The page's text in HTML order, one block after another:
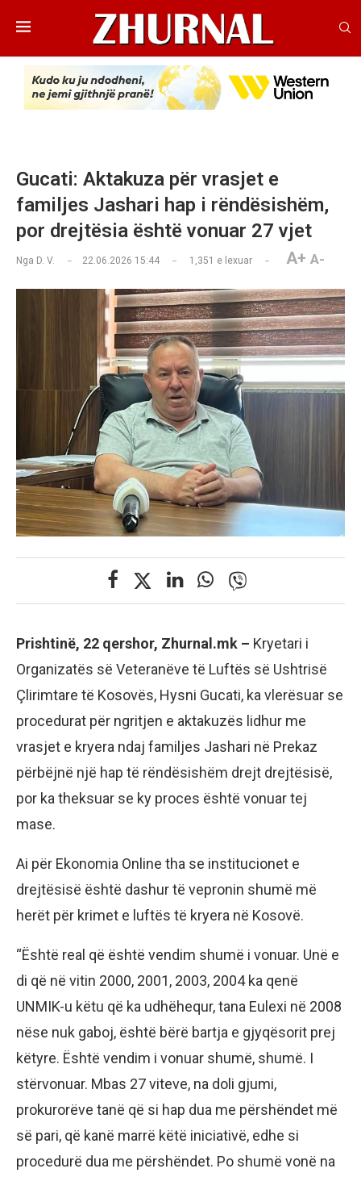
Gucati: Aktakuza për vrasjet e
familjes Jashari hap i rëndësishëm,
por drejtësia është vonuar 27 vjet
Nga D. V. 22.06.2026 15:44 1,351 e lexuar A+ A-
Prishtinë, 22 qershor, Zhurnal.mk – Kryetari i
Organizatës së Veteranëve të Luftës së Ushtrisë
Çlirimtare të Kosovës, Hysni Gucati, ka vlerësuar se
procedurat për ngritjen e aktakuzës lidhur me
vrasjet e kryera ndaj familjes Jashari në Prekaz
përbëjnë një hap të rëndësishëm drejt drejtësisë,
por ka theksuar se ky proces është vonuar tej
mase.
Ai për Ekonomia Online tha se institucionet e
drejtësisë është dashur të vepronin shumë më
herët për krimet e luftës të kryera në Kosovë.
“Është real që është vendim shumë i vonuar. Unë e
di që në vitin 2000, 2001, 2003, 2004 ka qenë
UNMIK-u këtu që ka udhëhequr, tana Eulexi në 2008
nëse nuk gaboj, është bërë bartja e gjyqësorit prej
këtyre. Është vendim i vonuar shumë, shumë. I
stërvonuar. Mbas 27 viteve, na doli gjumi,
prokurorëve tanë që si hap dua me përshëndet më
së pari, që kanë marrë këtë iniciativë, edhe si
procedurë dua me përshëndet. Po shumë vonë na